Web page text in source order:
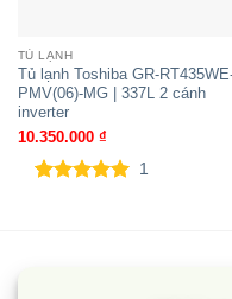
TỦ LẠNH
Tủ lạnh Toshiba GR-
PMV(06)-MG | 337L 2 cánh
inverter
10.350.000 ₫
1